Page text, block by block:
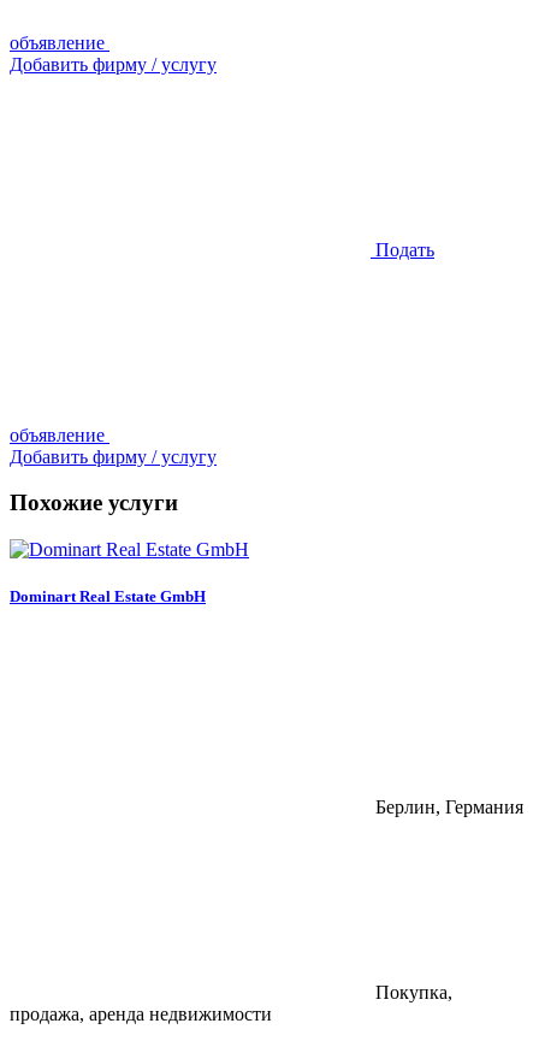
объявление
Добавить фирму / услугу
Подать
объявление
Добавить фирму / услугу
Похожие услуги
Dominart Real Estate GmbH
Берлин, Германия
Покупка,
продажа, аренда недвижимости